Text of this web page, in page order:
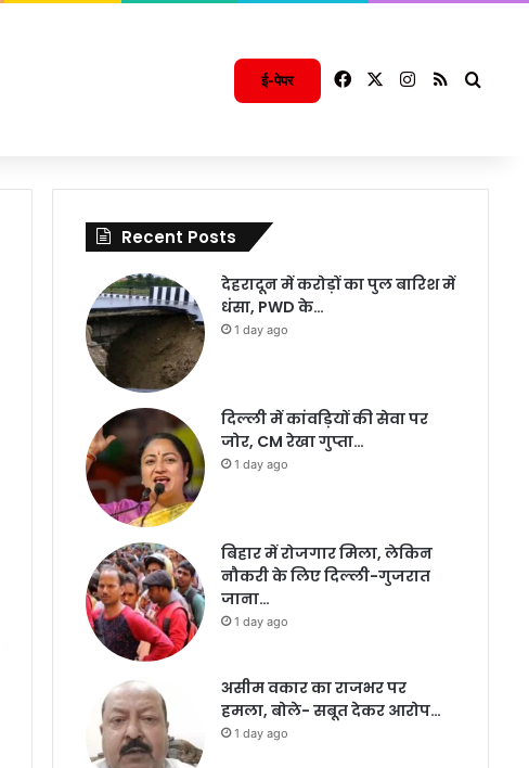
ई-पेपर FacebookInstagram
RSS
Recent Posts
देहरादून में करोड़ों का पुल बारिश में
धंसा, PWD के…
1 day ago
दिल्ली में कांवड़ियों की सेवा पर
जोर, CM रेखा गुप्ता…
1 day ago
बिहार में रोजगार मिला, लेकिन
नौकरी के लिए दिल्ली-गुजरात
जाना…
1 day ago
असीम वकार का राजभर पर
हमला, बोले- सबूत देकर आरोप…
1 day ago